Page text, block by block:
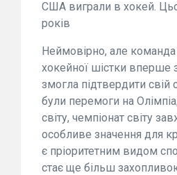
США виграли в хокей.
років
Неймовірно, але команда
хокейної шістки вперше
змогла підтвердити свій
були перемоги на
світу, чемпіонат світу
особливе значення для
є пріоритетним видом
стає ще більш